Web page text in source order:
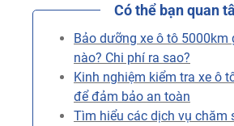
Có thể bạn quan
Bảo dưỡng xe ô tô 5000km
nào? Chi phí ra sao?
Kinh nghiệm kiểm tra xe ô
để đảm bảo an toàn
Tìm hiểu các dịch vụ chăm